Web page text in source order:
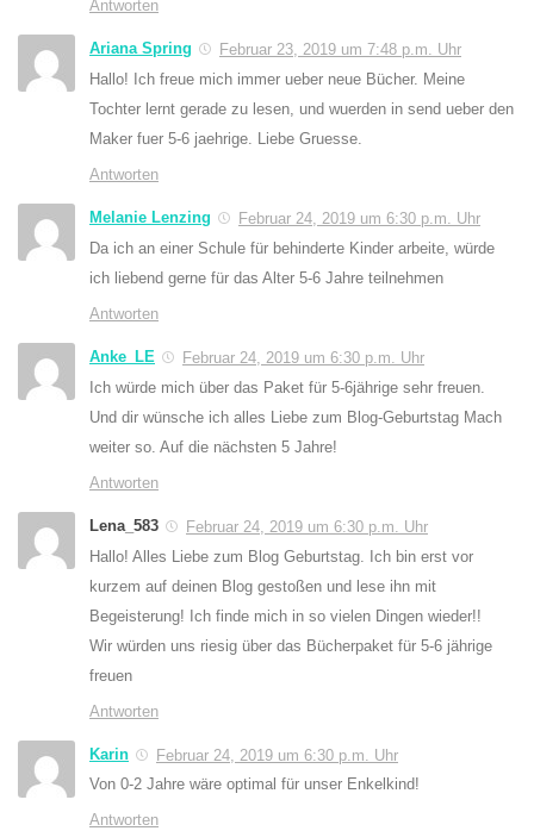
Antworten
Ariana Spring
Februar 23, 2019 um 7:48 p.m. Uhr
Hallo! Ich freue mich immer ueber neue Bücher. Meine
Tochter lernt gerade zu lesen, und wuerden in send ueber den
Maker fuer 5-6 jaehrige. Liebe Gruesse.
Antworten
Melanie Lenzing
Februar 24, 2019 um 6:30 p.m. Uhr
Da ich an einer Schule für behinderte Kinder arbeite, würde
ich liebend gerne für das Alter 5-6 Jahre teilnehmen
Antworten
Anke_LE
Februar 24, 2019 um 6:30 p.m. Uhr
Ich würde mich über das Paket für 5-6jährige sehr freuen.
Und dir wünsche ich alles Liebe zum Blog-Geburtstag Mach
weiter so. Auf die nächsten 5 Jahre!
Antworten
Lena_583
Februar 24, 2019 um 6:30 p.m. Uhr
Hallo! Alles Liebe zum Blog Geburtstag. Ich bin erst vor
kurzem auf deinen Blog gestoßen und lese ihn mit
Begeisterung! Ich finde mich in so vielen Dingen wieder!!
Wir würden uns riesig über das Bücherpaket für 5-6 jährige
freuen
Antworten
Karin
Februar 24, 2019 um 6:30 p.m. Uhr
Von 0-2 Jahre wäre optimal für unser Enkelkind!
Antworten